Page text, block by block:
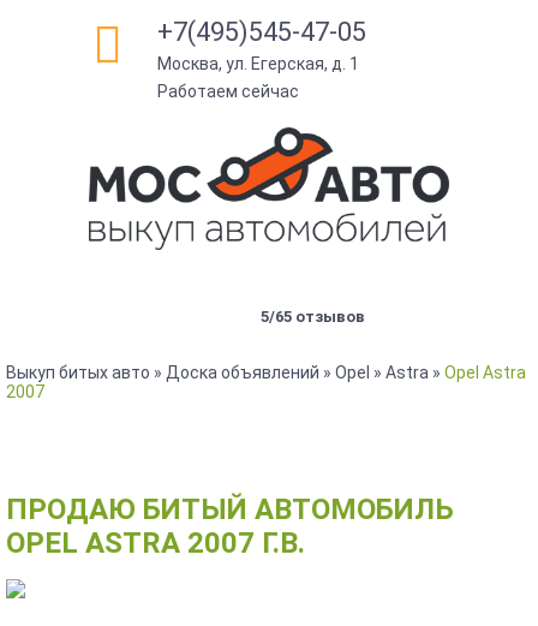
+7(495)545-47-05
Москва, ул. Егерская, д. 1
Работаем сейчас
5/65 отзывов
Выкуп битых авто » Доска объявлений » Opel » Astra » Opel Astra
2007
ПРОДАЮ БИТЫЙ АВТОМОБИЛЬ
OPEL ASTRA 2007 Г.В.